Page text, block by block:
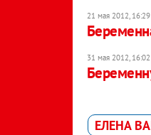
21 мая 2012, 16:29
31 мая 2012, 16:02
ЕЛЕНА